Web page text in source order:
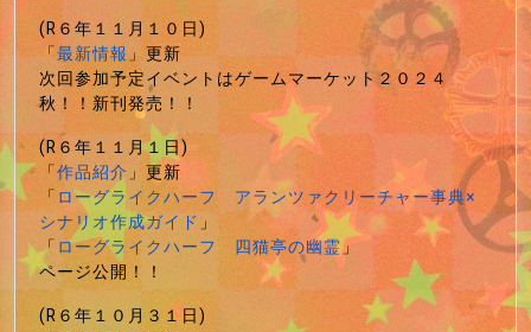
(R６年１１月１０日)
「最新情報」更新
次回参加予定イベントはゲームマーケット２０２４
秋！！新刊発売！！
(R６年１１月１日)
「作品紹介」更新
「ローグライクハーフ アランツァクリーチャー事典×
シナリオ作成ガイド」
「ローグライクハーフ 四猫亭の幽霊」
ページ公開！！
(R６年１０月３１日)